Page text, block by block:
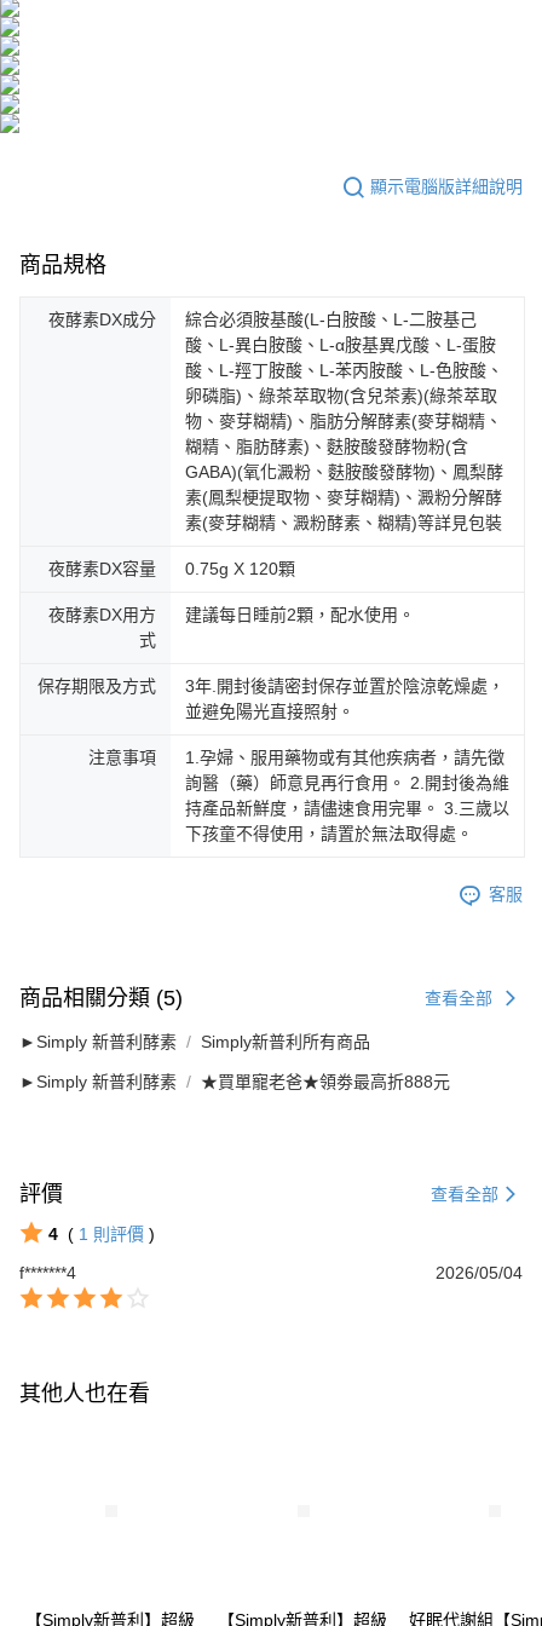
顯示電腦版詳細說明
商品規格
夜酵素DX成分
綜合必須胺基酸(L-白胺酸、L-二胺基己
酸、L-異白胺酸、L-α胺基異戊酸、L-蛋胺
酸、L-羥丁胺酸、L-苯丙胺酸、L-色胺酸、
卵磷脂)、綠茶萃取物(含兒茶素)(綠茶萃取
物、麥芽糊精)、脂肪分解酵素(麥芽糊精、
糊精、脂肪酵素)、麩胺酸發酵物粉(含
GABA)(氧化澱粉、麩胺酸發酵物)、鳳梨酵
素(鳳梨梗提取物、麥芽糊精)、澱粉分解酵
素(麥芽糊精、澱粉酵素、糊精)等詳見包裝
夜酵素DX容量 0.75g X 120顆
夜酵素DX用方
式
建議每日睡前2顆，配水使用。
保存期限及方式
3年.開封後請密封保存並置於陰涼乾燥處，
並避免陽光直接照射。
注意事項
1.孕婦、服用藥物或有其他疾病者，請先徵
詢醫（藥）師意見再行食用。 2.開封後為維
持產品新鮮度，請儘速食用完畢。 3.三歲以
下孩童不得使用，請置於無法取得處。
客服
商品相關分類 (5) 查看全部
►Simply 新普利酵素 Simply新普利所有商品
►Simply 新普利酵素 ★買單寵老爸★領劵最高折888元
評價 查看全部
4 ( 1 則評價 )
f*******4
2026/05/04
其他人也在看
【Simply新普利】超級 【Simply新普利】超級 好眠代謝組【